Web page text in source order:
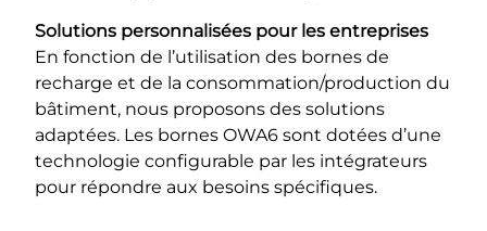
Solutions personnalisées pour les entreprises
En fonction de l’utilisation des bornes de
recharge et de la consommation/production du
bâtiment, nous proposons des solutions
adaptées. Les bornes OWA6 sont dotées d’une
technologie configurable par les intégrateurs
pour répondre aux besoins spécifiques.